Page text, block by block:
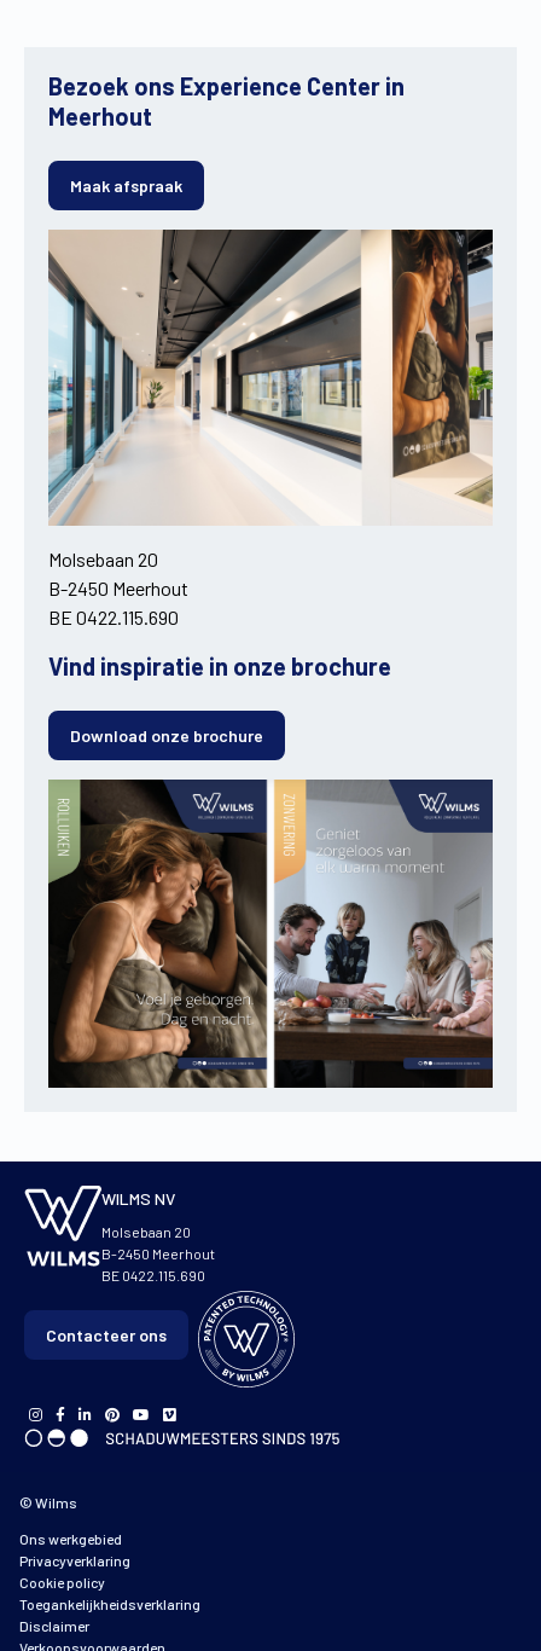
Bezoek ons Experience Center in
Meerhout
Maak afspraak
Molsebaan 20
B-2450 Meerhout
BE 0422.115.690
Vind inspiratie in onze brochure
Download onze brochure
WILMS NV
Molsebaan 20
B-2450 Meerhout
BE 0422.115.690
Contacteer ons
© Wilms
Ons werkgebied
Privacyverklaring
Cookie policy
Toegankelijkheidsverklaring
Disclaimer
Verkoopsvoorwaarden